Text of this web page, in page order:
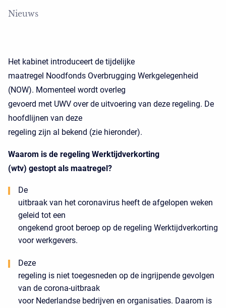
Nieuws
Het kabinet introduceert de tijdelijke
maatregel Noodfonds Overbrugging Werkgelegenheid
(NOW). Momenteel wordt overleg
gevoerd met UWV over de uitvoering van deze regeling. De
hoofdlijnen van deze
regeling zijn al bekend (zie hieronder).
Waarom is de regeling Werktijdverkorting
(wtv) gestopt als maatregel?
De
uitbraak van het coronavirus heeft de afgelopen weken
geleid tot een
ongekend groot beroep op de regeling Werktijdverkorting
voor werkgevers.
Deze
regeling is niet toegesneden op de ingrijpende gevolgen
van de corona-uitbraak
voor Nederlandse bedrijven en organisaties. Daarom is